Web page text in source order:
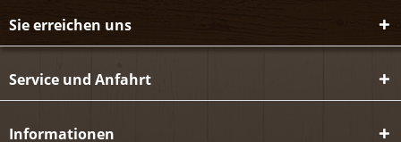
Sie erreichen uns
Service und Anfahrt
Informationen